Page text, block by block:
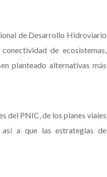
de Desarrollo Hidroviario
de ecosistemas,
planteado alternativas más
del PNIC, de los planes viales
a que las estrategias de